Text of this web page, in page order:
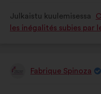
seuraavasti:
Julkaistu kuulemisessa
les inégalités subies par
EhdotusFabrique Spinoza